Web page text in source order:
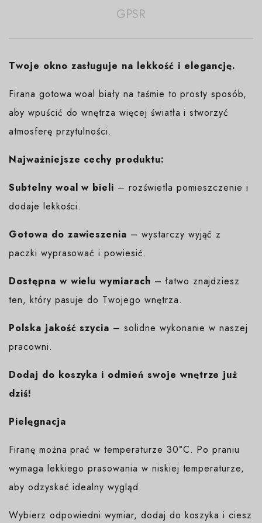
GPSR
Twoje okno zasługuje na lekkość i elegancję.
Firana gotowa woal biały na taśmie to prosty sposób,
aby wpuścić do wnętrza więcej światła i stworzyć
atmosferę przytulności.
Najważniejsze cechy produktu:
Subtelny woal w bieli – rozświetla pomieszczenie i
dodaje lekkości.
Gotowa do zawieszenia – wystarczy wyjąć z
paczki wyprasować i powiesić.
Dostępna w wielu wymiarach – łatwo znajdziesz
ten, który pasuje do Twojego wnętrza.
Polska jakość szycia – solidne wykonanie w naszej
pracowni.
Dodaj do koszyka i odmień swoje wnętrze już
dziś!
Pielęgnacja
Firanę można prać w temperaturze 30°C. Po praniu
wymaga lekkiego prasowania w niskiej temperaturze,
aby odzyskać idealny wygląd.
Wybierz odpowiedni wymiar, dodaj do koszyka i ciesz